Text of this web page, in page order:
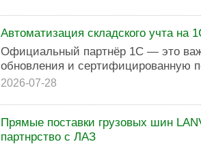
Автоматизация складского учта на
Официальный партнёр 1С — это
обновления и сертифицированную
2026-07-28
Прямые поставки грузовых шин
партнрство с ЛАЗ